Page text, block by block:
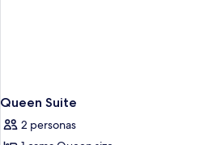
Queen Suite
2 personas